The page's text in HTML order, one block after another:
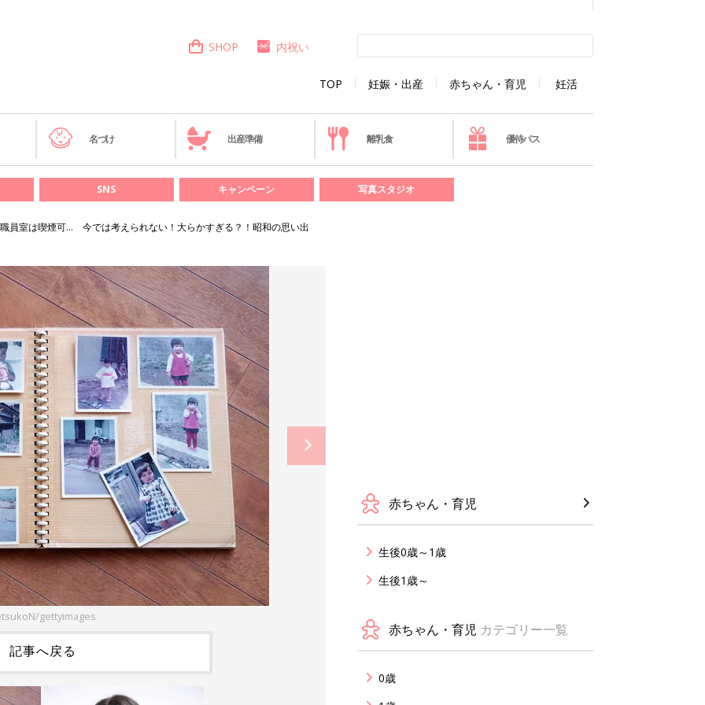
TOP 妊娠・出産 赤ちゃん・育児 妊活
SHOP 内祝い
名づけ 出産準備 離乳食 優待パス
SNS キャンペーン 写真スタジオ
員室は喫煙可… 今では考えられない！大らかすぎる？！昭和の思い出
gettyimages
記事へ戻る
赤ちゃん・育児
生後0歳～1歳
生後1歳～
赤ちゃん・育児 カテゴリー一覧
0歳